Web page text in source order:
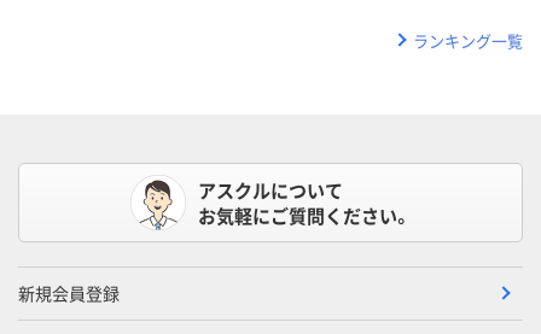
ランキング一覧
アスクルについて
お気軽にご質問ください。
新規会員登録